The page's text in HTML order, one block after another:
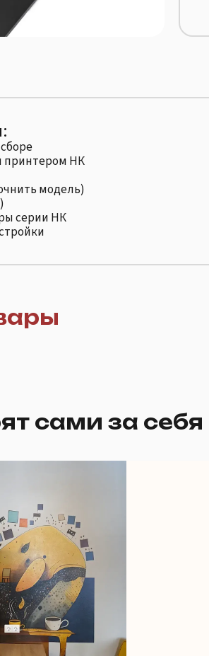
принтером НК
модель)
серии НК
сами за себя